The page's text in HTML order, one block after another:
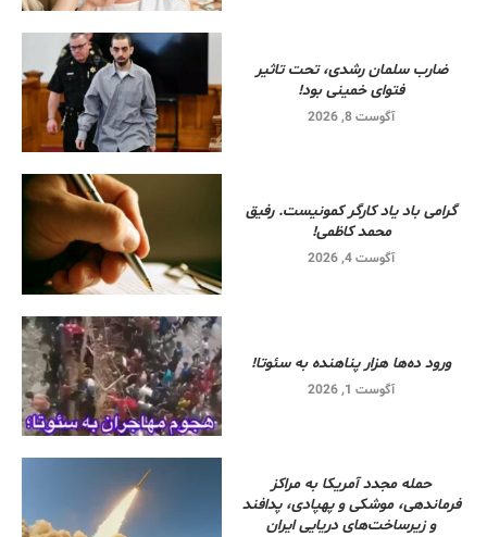
ضارب سلمان رشدی، تحت تاثیر
فتوای خمینی بود!
آگوست 8, 2026
گرامی باد یاد کارگر کمونیست. رفیق
محمد کاظمی!
آگوست 4, 2026
ورود ده‌ها هزار پناهنده به سئوتا!
آگوست 1, 2026
حمله مجدد آمریکا به مراکز
فرماندهی، موشکی و پهپادی، پدافند
و زیرساخت‌های دریایی ایران